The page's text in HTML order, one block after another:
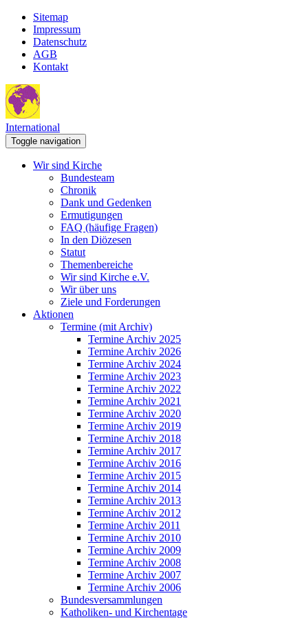
Sitemap
Impressum
Datenschutz
AGB
Kontakt
International
Toggle navigation
Wir sind Kirche
Bundesteam
Chronik
Dank und Gedenken
Ermutigungen
FAQ (häufige Fragen)
In den Diözesen
Statut
Themenbereiche
Wir sind Kirche e.V.
Wir über uns
Ziele und Forderungen
Aktionen
Termine (mit Archiv)
Termine Archiv 2025
Termine Archiv 2026
Termine Archiv 2024
Termine Archiv 2023
Termine Archiv 2022
Termine Archiv 2021
Termine Archiv 2020
Termine Archiv 2019
Termine Archiv 2018
Termine Archiv 2017
Termine Archiv 2016
Termine Archiv 2015
Termine Archiv 2014
Termine Archiv 2013
Termine Archiv 2012
Termine Archiv 2011
Termine Archiv 2010
Termine Archiv 2009
Termine Archiv 2008
Termine Archiv 2007
Termine Archiv 2006
Bundesversammlungen
Katholiken- und Kirchentage